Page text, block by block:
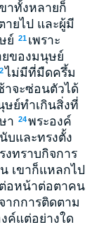
าทั้งหลายก็
ายไป และผู้มี
ย์ 21 เพราะ
ยของมนุษย์
ไม่มีที่มืดครึ้ม
าจะซ่อนตัวได้
ษย์ทำเกินสิ่งที่
า 24พระองค์
บและทรงตั้ง
งทราบกิจการ
เขาก็แหลกไป
อหน้าต่อตาคน
ากการติดตาม
ค์แต่อย่างใด